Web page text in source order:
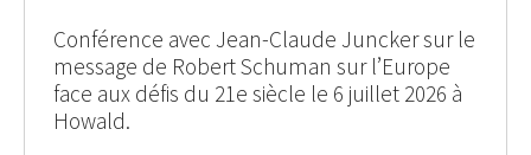
Conférence avec Jean-Claude Juncker sur le
message de Robert Schuman sur l’Europe
face aux défis du 21e siècle le 6 juillet 2026 à
Howald.